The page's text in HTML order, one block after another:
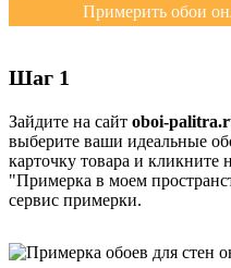
Примерить обои
Шаг 1
Зайдите на сайт oboi-
выберите ваши идеальные
карточку товара и кликните
"Примерка в моем
сервис примерки.